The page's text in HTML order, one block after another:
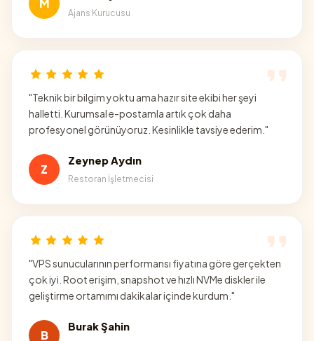
M
Ajans Kurucusu
"Teknik bir bilgim yoktu ama hazır site ekibi her şeyi
halletti. Kurumsal e-postamla artık çok daha
profesyonel görünüyoruz. Kesinlikle tavsiye ederim. "
Z
Zeynep Aydın
Restoran İşletmecisi
"VPS sunucularının performansı fiyatına göre gerçekten
çok iyi. Root erişim, snapshot ve hızlı NVMe diskler ile
geliştirme ortamımı dakikalar içinde kurdum. "
B
Burak Şahin